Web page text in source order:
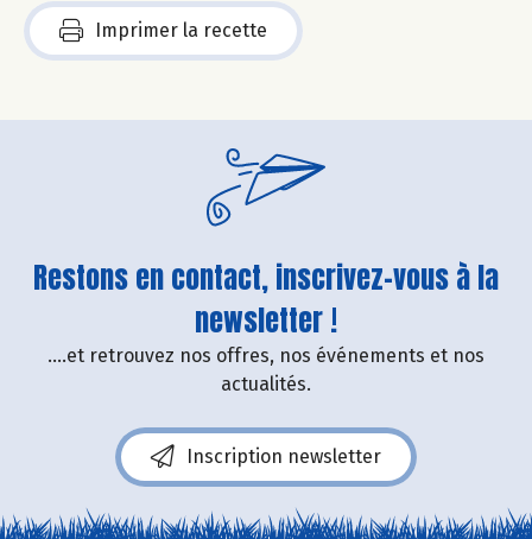
Imprimer la recette
Restons en contact, inscrivez-vous à la
newsletter !
....et retrouvez nos offres, nos événements et nos
actualités.
Inscription newsletter